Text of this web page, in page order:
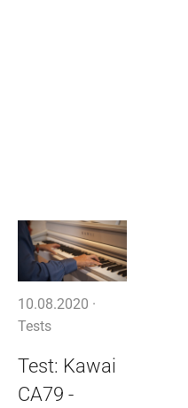
10.08.2020 ·
Tests
Test: Kawai
CA79 -